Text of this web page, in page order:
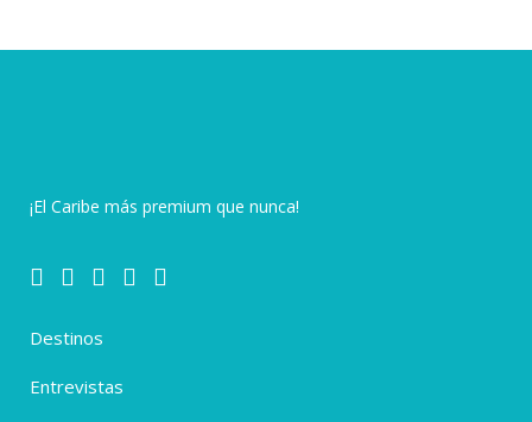
¡El Caribe más premium que nunca!
Destinos
Entrevistas